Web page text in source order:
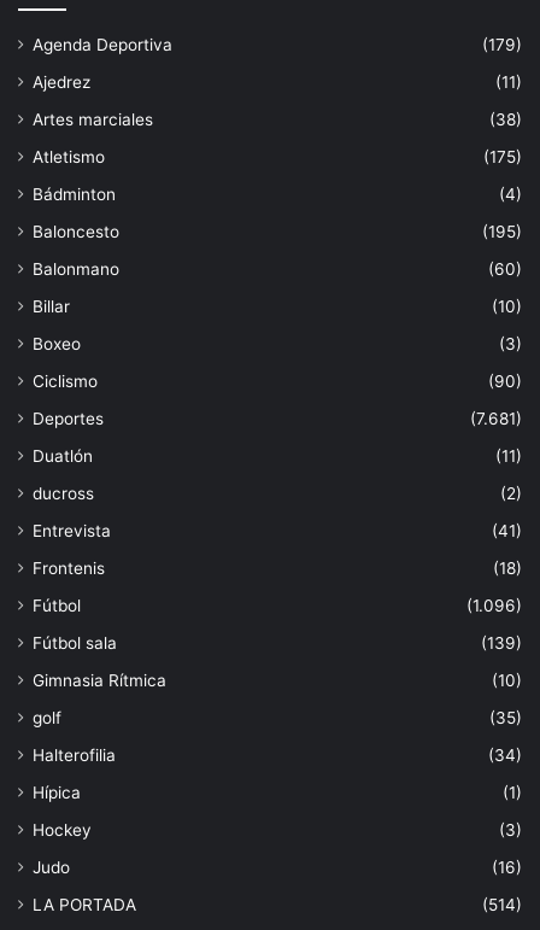
Agenda Deportiva
(179)
Ajedrez
(11)
Artes marciales
(38)
Atletismo
(175)
Bádminton
(4)
Baloncesto
(195)
Balonmano
(60)
Billar
(10)
Boxeo
(3)
Ciclismo
(90)
Deportes
(7.681)
Duatlón
(11)
ducross
(2)
Entrevista
(41)
Frontenis
(18)
Fútbol
(1.096)
Fútbol sala
(139)
Gimnasia Rítmica
(10)
golf
(35)
Halterofilia
(34)
Hípica
(1)
Hockey
(3)
Judo
(16)
LA PORTADA
(514)